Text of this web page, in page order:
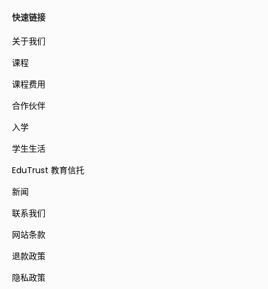
快速链接
关于我们
课程
课程费用
合作伙伴
入学
学生生活
EduTrust 教育信托
新闻
联系我们
网站条款
退款政策
隐私政策